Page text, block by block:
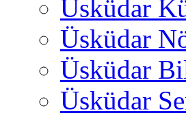
Üsküdar
Üsküdar
Üsküdar
Üsküdar